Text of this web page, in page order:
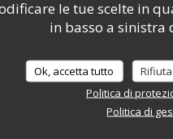
le tue scelte in
in basso a sinistra
Ok, accetta tutto
Politica di
Politica di
Servizio:4/5
Servizio:5/5